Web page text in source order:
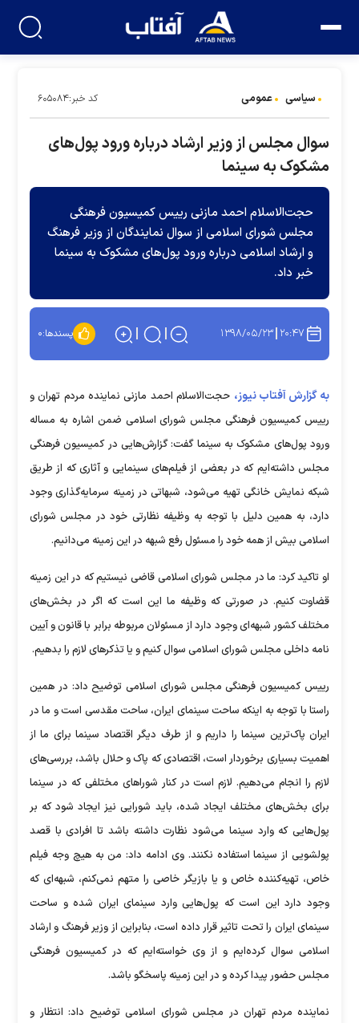
سیاسی عمومی کد خبر:۶۰۵۰۸۴
سوال مجلس از وزیر ارشاد درباره ورود پول‌های
مشکوک به سینما
حجت‌الاسلام احمد مازنی رییس کمیسیون فرهنگی
مجلس شورای اسلامی از سوال نمایندگان از وزیر فرهنگ
و ارشاد اسلامی درباره ورود پول‌های مشکوک به سینما
خبر داد.
۲۰:۴۷ ۱۳۹۸/۰۵/۲۳ پسندها:۰
به گزارش آفتاب نیوز، حجت‌الاسلام احمد مازنی نماینده مردم تهران و
رییس کمیسیون فرهنگی مجلس شورای اسلامی ضمن اشاره به مساله
ورود پول‌های مشکوک به سینما گفت: گزارش‌هایی در کمیسیون فرهنگی
مجلس داشته‌ایم که در بعضی از فیلم‌های سینمایی و آثاری که از طریق
شبکه نمایش خانگی تهیه می‌شود، شبهاتی در زمینه سرمایه‌گذاری وجود
دارد، به همین دلیل با توجه به وظیفه نظارتی خود در مجلس شورای
اسلامی بیش از همه خود را مسئول رفع شبهه در این زمینه می‌دانیم.
او تاکید کرد: ما در مجلس شورای اسلامی قاضی نیستیم که در این زمینه
قضاوت کنیم. در صورتی که وظیفه ما این است که اگر در بخش‌های
مختلف کشور شبهه‌ای وجود دارد از مسئولان مربوطه برابر با قانون و آیین
نامه داخلی مجلس شورای اسلامی سوال کنیم و یا تذکرهای لازم را بدهیم.
رییس کمیسیون فرهنگی مجلس شورای اسلامی توضیح داد: در همین
راستا با توجه به اینکه ساحت سینمای ایران، ساحت مقدسی است و ما در
ایران پاک‌ترین سینما را داریم و از طرف دیگر اقتصاد سینما برای ما از
اهمیت بسیاری برخوردار است، اقتصادی که پاک و حلال باشد، بررسی‌های
لازم را انجام می‌دهیم. لازم است در کنار شوراهای مختلفی که در سینما
برای بخش‌های مختلف ایجاد شده، باید شورایی نیز ایجاد شود که بر
پول‌هایی که وارد سینما می‌شود نظارت داشته باشد تا افرادی با قصد
پولشویی از سینما استفاده نکنند. وی ادامه داد: من به هیچ وجه فیلم
خاص، تهیه‌کننده خاص و یا بازیگر خاصی را متهم نمی‌کنم، شبهه‌ای که
وجود دارد این است که پول‌هایی وارد سینمای ایران شده و ساحت
سینمای ایران را تحت تاثیر قرار داده است، بنابراین از وزیر فرهنگ و ارشاد
اسلامی سوال کرده‌ایم و از وی خواسته‌ایم که در کمیسیون فرهنگی
مجلس حضور پیدا کرده و در این زمینه پاسخگو باشد.
نماینده مردم تهران در مجلس شورای اسلامی توضیح داد: انتظار و